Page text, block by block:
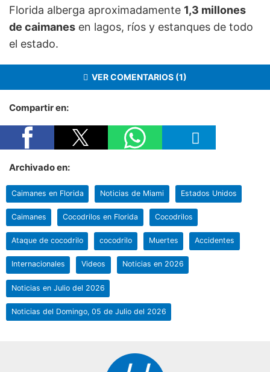
Florida alberga aproximadamente 1,3 millones
de caimanes en lagos, ríos y estanques de todo
el estado.
VER COMENTARIOS (1)
Compartir en:
Archivado en:
Caimanes en Florida Noticias de Miami Estados Unidos
Caimanes Cocodrilos en Florida Cocodrilos
Ataque de cocodrilo cocodrilo Muertes Accidentes
Internacionales Videos Noticias en 2026
Noticias en Julio del 2026
Noticias del Domingo, 05 de Julio del 2026